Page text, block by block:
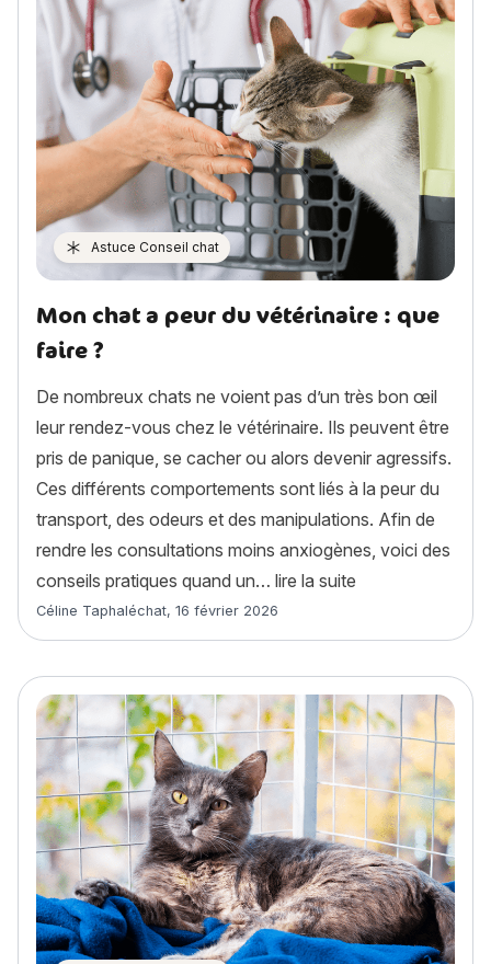
Astuce Conseil chat
Mon chat a peur du vétérinaire : que
faire ?
De nombreux chats ne voient pas d’un très bon œil
leur rendez-vous chez le vétérinaire. Ils peuvent être
pris de panique, se cacher ou alors devenir agressifs.
Ces différents comportements sont liés à la peur du
transport, des odeurs et des manipulations. Afin de
rendre les consultations moins anxiogènes, voici des
conseils pratiques quand un… lire la suite
Article rédigé par
Céline Taphaléchat, 16 février 2026